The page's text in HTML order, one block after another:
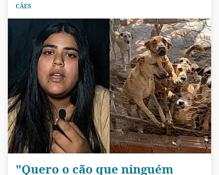
CÃES
"Quero o cão que ninguém